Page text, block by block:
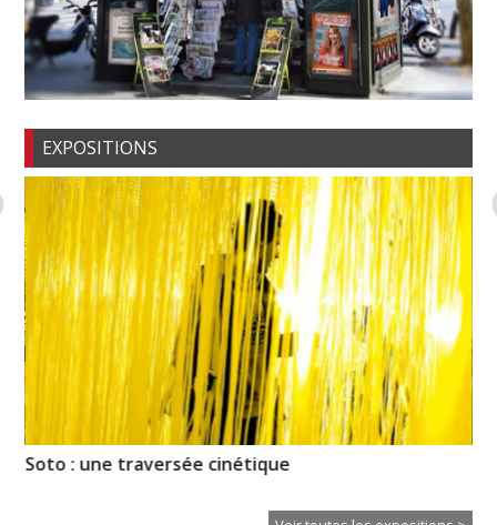
EXPOSITIONS
Soto : une traversée cinétique